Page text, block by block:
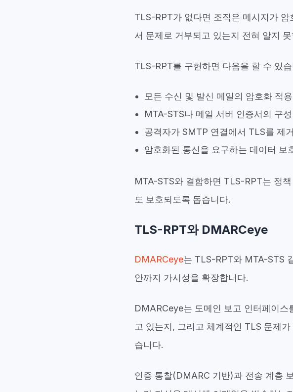
TLS-RPT가 없다면 조직은 메시지가
서 문제로 거부되고 있는지 전혀 알지
TLS-RPT를 구현하면 다음을 할 수 있
모든 수신 및 발신 메일의 암호화 적
MTA-STS나 메일 서버 인증서의 구
공격자가 SMTP 연결에서 TLS를 제
암호화된 통신을 요구하는 데이터 보
MTA-STS와 결합하면 TLS-RPT는 정
도 보호되도록 돕습니다.
TLS-RPT와 DMARCeye
DMARCeye는 TLS-RPT와 MTA-STS
안까지 가시성을 확장합니다.
DMARCeye는 도메인 보고 인터페이
고 있는지, 그리고 체계적인 TLS 문제
습니다.
인증 통찰(DMARC 기반)과 전송 계층